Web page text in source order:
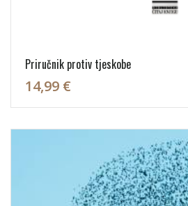
Priručnik protiv tjeskobe
14,99 €